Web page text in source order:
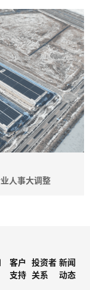
人事大调整
客户
支持
投资者
关系
新闻
动态